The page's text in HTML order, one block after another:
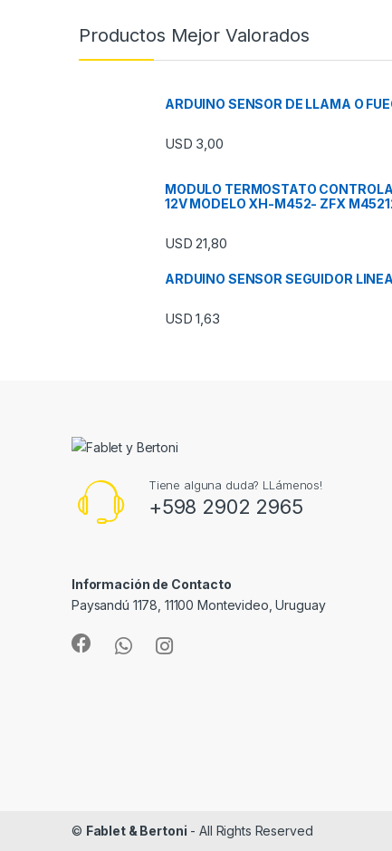
Productos Mejor Valorados
ARDUINO SENSOR DE LLAMA O
USD 3,00
MODULO TERMOSTATO
12V MODELO XH-M452- ZFX
USD 21,80
ARDUINO SENSOR SEGUIDOR
USD 1,63
Tiene alguna duda? LLámenos!
+598 2902 2965
Información de Contacto
Paysandú 1178, 11100 Montevideo, Uruguay
© Fablet & Bertoni - All Rights Reserved